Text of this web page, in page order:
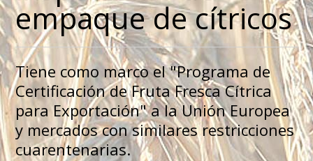
empaque de cítricos
Tiene como marco el "Programa de
Certificación de Fruta Fresca Cítrica
para Exportación" a la Unión Europea
y mercados con similares restricciones
cuarentenarias.